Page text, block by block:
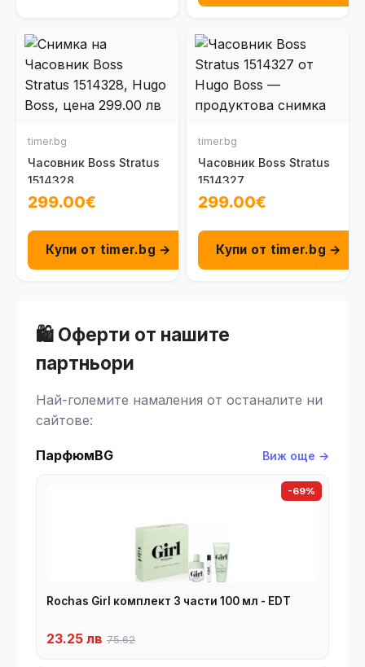
timer.bg
Часовник Boss Stratus
1514328
299.00€
Купи от timer.bg →
timer.bg
Часовник Boss Stratus
1514327
299.00€
Купи от timer.bg →
🛍️ Оферти от нашите
партньори
Най-големите намаления от останалите ни
сайтове:
ПарфюмBG Виж още →
-69%
Rochas Girl комплект 3 части 100 мл - EDT
23.25 лв 75.62